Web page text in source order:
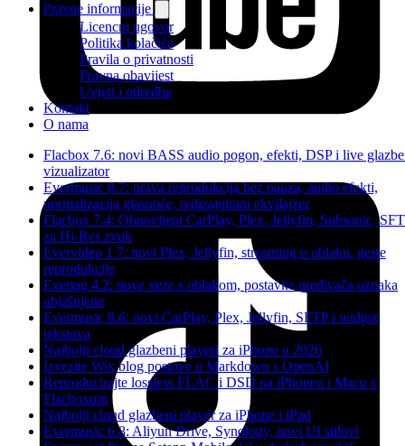
Pravne informacije
Licencni ugovor
Politika kolačića
Pravila o privatnosti
Pravna obavijest
Uvjeti i odredbe
Kontakt
O nama
Flacbox 7.6: novi BASS audio pogon, efekti, DSP i live
vizualizator
Evermusic 8.7: prava reprodukcija bez pauza, audio efekti,
normalizacija glasnoće, redizajnirani ekvilajzer
Flacbox 7.4: Obnovljeni CarPlay, Plex, Jellyfin, Subsonic,
za Hi-Res zvuk
Evervideo 1.7: novi Plex, Jellyfin, streaming u oblaku, geste
reprodukcije
Evertag 4.2: nove veze s oblakom, postavke uređivača oznaka
objašnjene
Evermusic 8.6: novi CarPlay, Plex, Jellyfin, SFTP i widget
tekstova
Najbolji cloud glazbeni playeri za iPhone u 2026
Izvezite Wix blog postove u Markdown s OpenAI
Reproducirajte lossless FLAC i DSD na iPhoneu i Macu s
Flacboxom
Najbolji cloud glazbeni player za iPhone i iPad
Evermusic 6.8: Aliyun Drive, Synology, novi UI stilovi